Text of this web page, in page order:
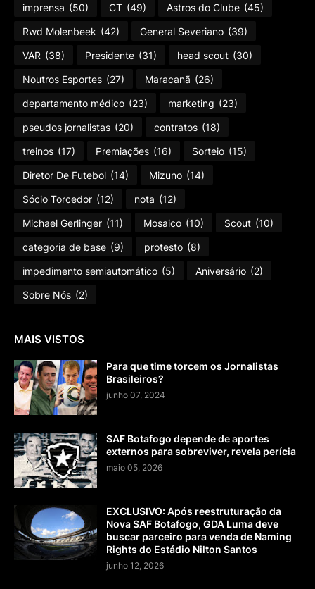
imprensa (50) CT (49) Astros do Clube (45)
Rwd Molenbeek (42) General Severiano (39)
VAR (38) Presidente (31) head scout (30)
Noutros Esportes (27) Maracanã (26)
departamento médico (23) marketing (23)
pseudos jornalistas (20) contratos (18)
treinos (17) Premiações (16) Sorteio (15)
Diretor De Futebol (14) Mizuno (14)
Sócio Torcedor (12) nota (12)
Michael Gerlinger (11) Mosaico (10) Scout (10)
categoria de base (9) protesto (8)
impedimento semiautomático (5) Aniversário (2)
Sobre Nós (2)
MAIS VISTOS
Para que time torcem os Jornalistas
Brasileiros?
junho 07, 2024
SAF Botafogo depende de aportes
externos para sobreviver, revela perícia
maio 05, 2026
EXCLUSIVO: Após reestruturação da
Nova SAF Botafogo, GDA Luma deve
buscar parceiro para venda de Naming
Rights do Estádio Nilton Santos
junho 12, 2026